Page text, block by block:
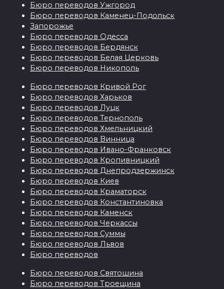
Бюро переводов Ужгород
Бюро переводов Каменец-Подольск
Запорожье
Бюро переводов Одесса
Бюро переводов Бердянск
Бюро переводов Белая Церковь
Бюро переводов Никополь
Бюро переводов Кривой Рог
Бюро переводов Харьков
Бюро переводов Луцк
Бюро переводов Тернополь
Бюро переводов Хмельницкий
Бюро переводов Винница
Бюро переводов Ивано-Франковск
Бюро переводов Кропивницкий
Бюро переводов Днепродзержинск
Бюро переводов Киев
Бюро переводов Краматорск
Бюро переводов Константиновка
Бюро переводов Каменск
Бюро переводов Черкассы
Бюро переводов Суммы
Бюро переводов Львов
Бюро переводов
Бюро переводов Святошина
Бюро переводов Троещина